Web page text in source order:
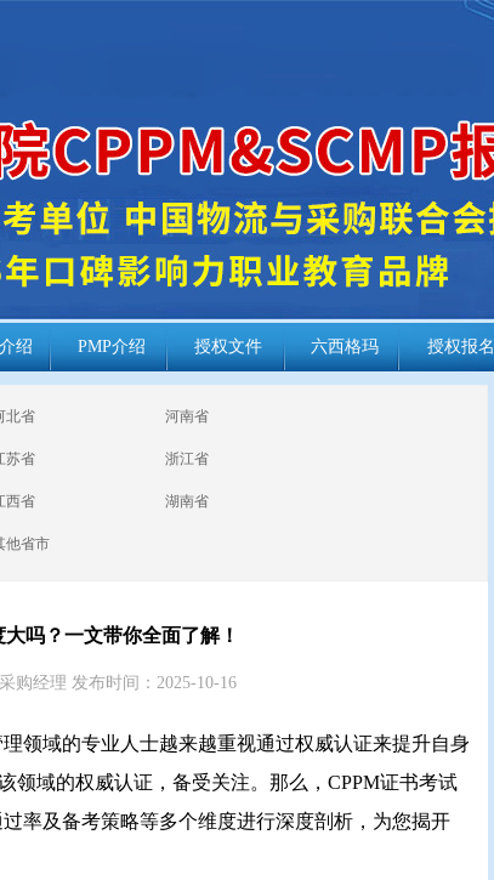
绍 PMP介绍 授权文件 六西格玛 授权报名
北省 河南省
苏省 浙江省
西省 湖南省
他省市
吗？一文带你全面了解！
购经理 发布时间：2025-10-16
领域的专业人士越来越重视通过权威认证来提升自身
领域的权威认证，备受关注。那么，CPPM证书考试
率及备考策略等多个维度进行深度剖析，为您揭开